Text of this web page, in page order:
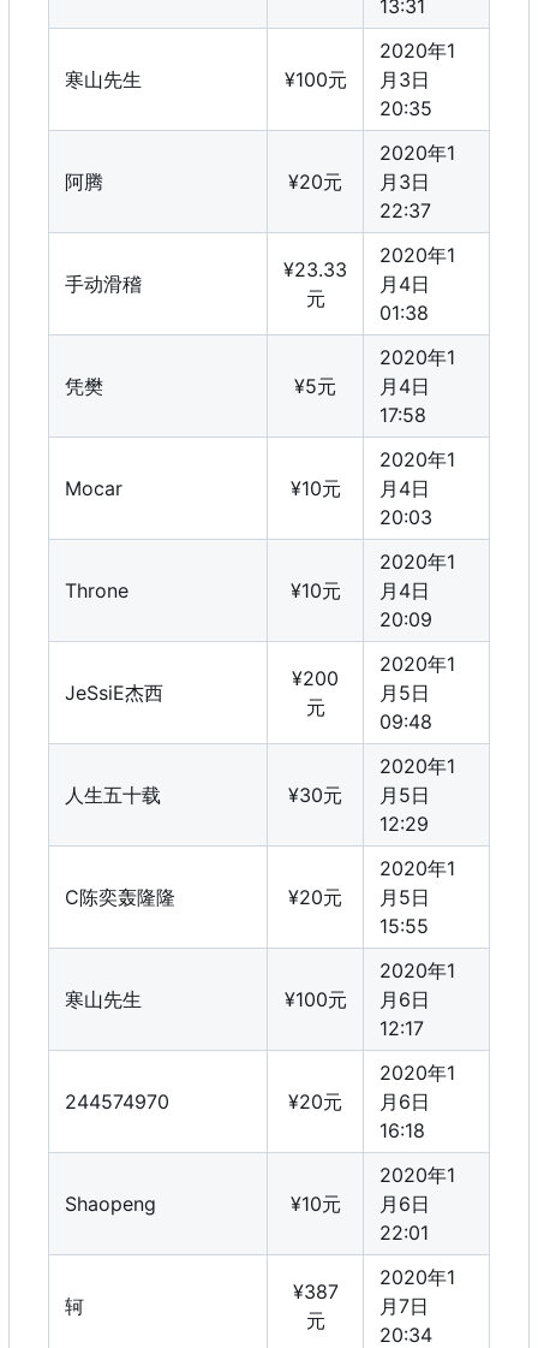
13:31
寒山先生 ¥100元
2020年1
月3日
20:35
阿腾 ¥20元
2020年1
月3日
22:37
手动滑稽
¥23.33
元
2020年1
月4日
01:38
凭樊 ¥5元
2020年1
月4日
17:58
Mocar ¥10元
2020年1
月4日
20:03
Throne ¥10元
2020年1
月4日
20:09
JeSsiE杰西
¥200
元
2020年1
月5日
09:48
人生五十载 ¥30元
2020年1
月5日
12:29
C陈奕轰隆隆 ¥20元
2020年1
月5日
15:55
寒山先生 ¥100元
2020年1
月6日
12:17
244574970 ¥20元
2020年1
月6日
16:18
Shaopeng ¥10元
2020年1
月6日
22:01
轲
¥387
元
2020年1
月7日
20:34